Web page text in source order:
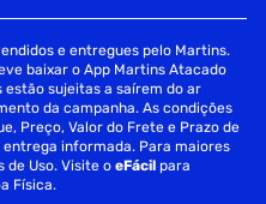
e entregues pelo Martins.
baixar o App Martins Atacado
estão sujeitas a saírem do ar
da campanha. As condições
Preço, Valor do Frete e Prazo de
informada. Para maiores
de Uso. Visite oeFácil para
Física.